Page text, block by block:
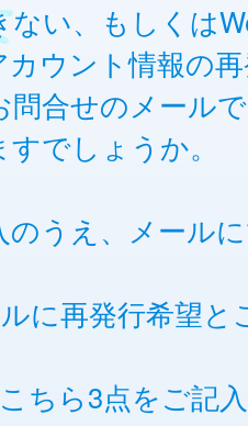
い、もしくは
カウント情報の
問合せのメール
でしょうか。
のうえ、メール
に再発行希望と
ちら3点をご記